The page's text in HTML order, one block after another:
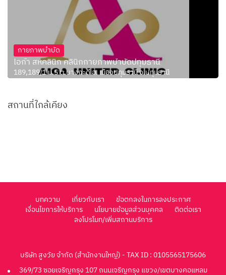
กายภาพบำบัด
ไอก้า สหคลินิก คลินิกกายภาพบำบัดปทุมธานี
189,189/1 ม.5 ต.บางกะดี อ. เมืองปทุมธานี จ.ปทุมธานี
สถานที่ใกล้เคียง
บทความ เกี่ยวกับเรา
ข้อตกลงในการลงประกาศ
เงื่อนไขการให้บริการ
นโยบายข้อมูลส่วนบุคคล
ติดต่อเรา
ลงโปรโมท/เพิ่มสถานบริการ
บริษัท สูงวัย จำกัด (สำนักงานใหญ่) - TAX ID : 0105565175606
369/73 ซอยเจริญกรุง 107 ถนนเจริญกรุง แขวง/เขตบางคอแหลม